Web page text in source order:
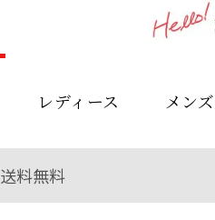
レディース メンズ
送料無料